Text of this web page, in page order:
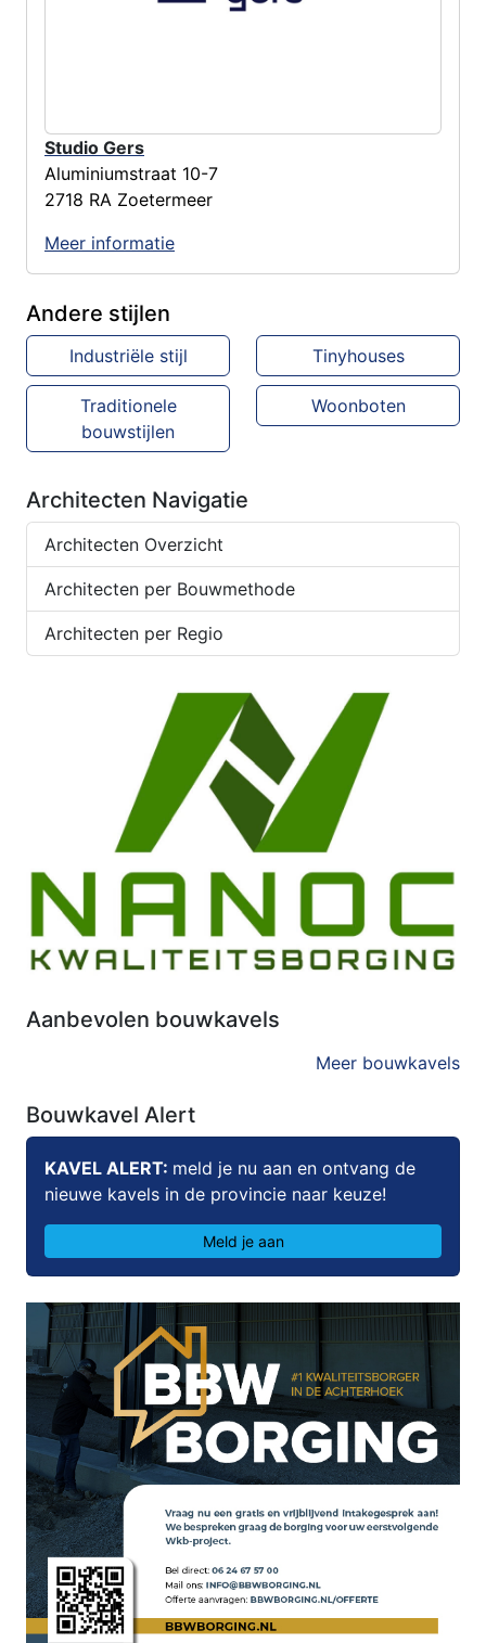
Studio Gers
Aluminiumstraat 10-7
2718 RA Zoetermeer
Meer informatie
Andere stijlen
Industriële stijl Tinyhouses
Traditionele
bouwstijlen
Woonboten
Architecten Navigatie
Architecten Overzicht
Architecten per Bouwmethode
Architecten per Regio
Aanbevolen bouwkavels
Meer bouwkavels
Bouwkavel Alert
KAVEL ALERT: meld je nu aan en ontvang de
nieuwe kavels in de provincie naar keuze!
Meld je aan